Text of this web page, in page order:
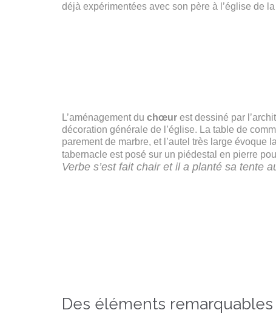
déjà expérimentées avec son père à l’église de
L’aménagement du chœur est dessiné par
décoration générale de l’église. La table de
parement de marbre, et l’autel très large
tabernacle est posé sur un piédestal en pierre
Verbe s’est fait chair et il a planté sa tente
Des éléments remarquables